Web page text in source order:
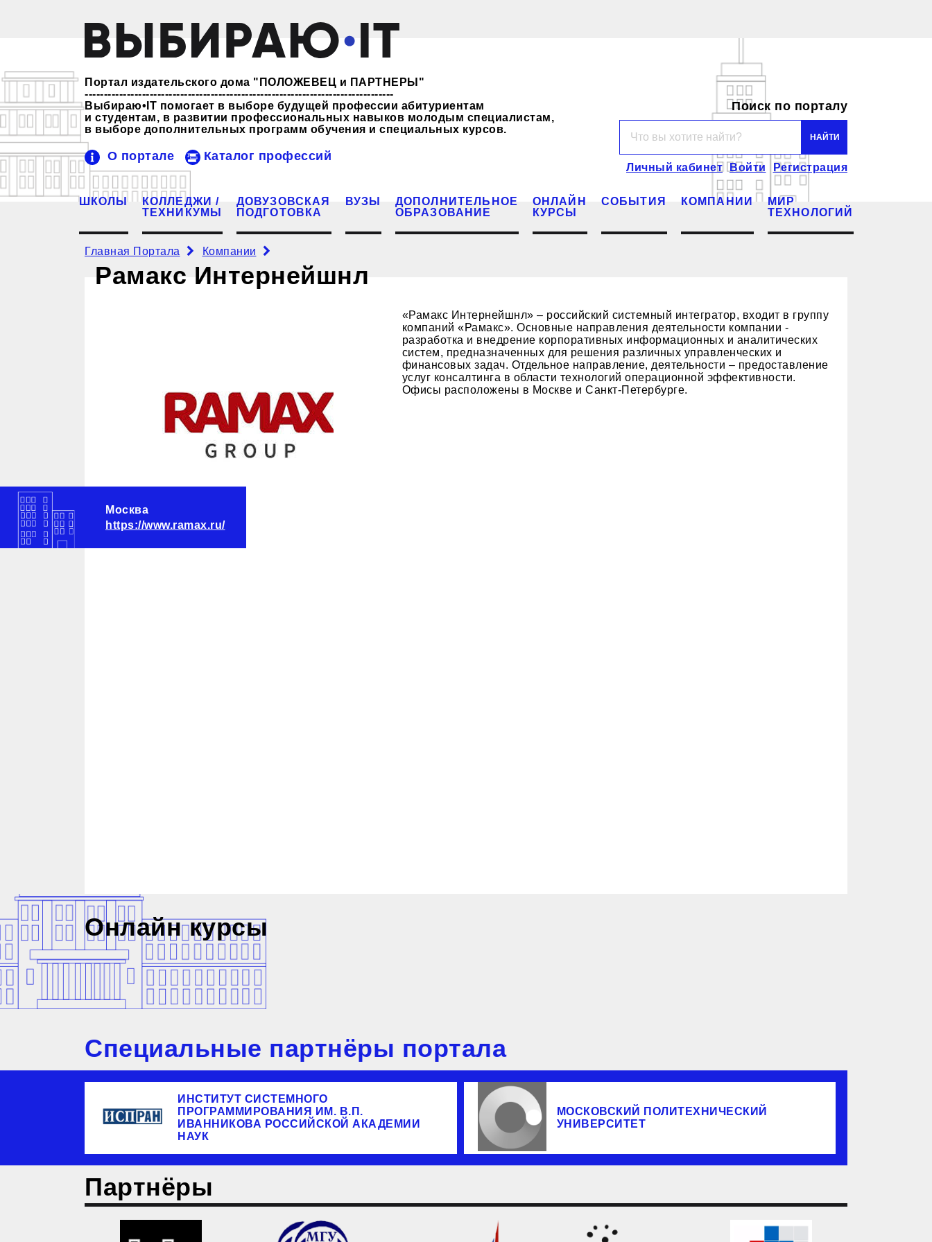
Портал издательского дома "ПОЛОЖЕВЕЦ и ПАРТНЕРЫ"
---------------------------------------------------------------------------------
Выбираю•IT помогает в выборе будущей профессии абитуриентам
и студентам, в развитии профессиональных навыков молодым специалистам,
в выборе дополнительных программ обучения и специальных курсов.
О портале Каталог профессий
Поиск по порталу
Личный кабинет Войти Регистрация
ШКОЛЫ
КОЛЛЕДЖИ /
ТЕХНИКУМЫ
ДОВУЗОВСКАЯ
ПОДГОТОВКА
ВУЗЫ
ДОПОЛНИТЕЛЬНОЕ
ОБРАЗОВАНИЕ
ОНЛАЙН
КУРСЫ
СОБЫТИЯ КОМПАНИИ
МИР
ТЕХНОЛОГИЙ
Главная Портала Компании
Рамакс Интернейшнл
«Рамакс Интернейшнл» – российский системный интегратор, входит в группу
компаний «Рамакс». Основные направления деятельности компании -
разработка и внедрение корпоративных информационных и аналитических
систем, предназначенных для решения различных управленческих и
финансовых задач. Отдельное направление, деятельности – предоставление
услуг консалтинга в области технологий операционной эффективности.
Офисы расположены в Москве и Санкт-Петербурге.
Москва
https://www.ramax.ru/
Онлайн курсы
Специальные партнёры портала
ИНСТИТУТ СИСТЕМНОГО
ПРОГРАММИРОВАНИЯ ИМ. В.П.
ИВАННИКОВА РОССИЙСКОЙ АКАДЕМИИ
НАУК
МОСКОВСКИЙ ПОЛИТЕХНИЧЕСКИЙ
УНИВЕРСИТЕТ
Партнёры